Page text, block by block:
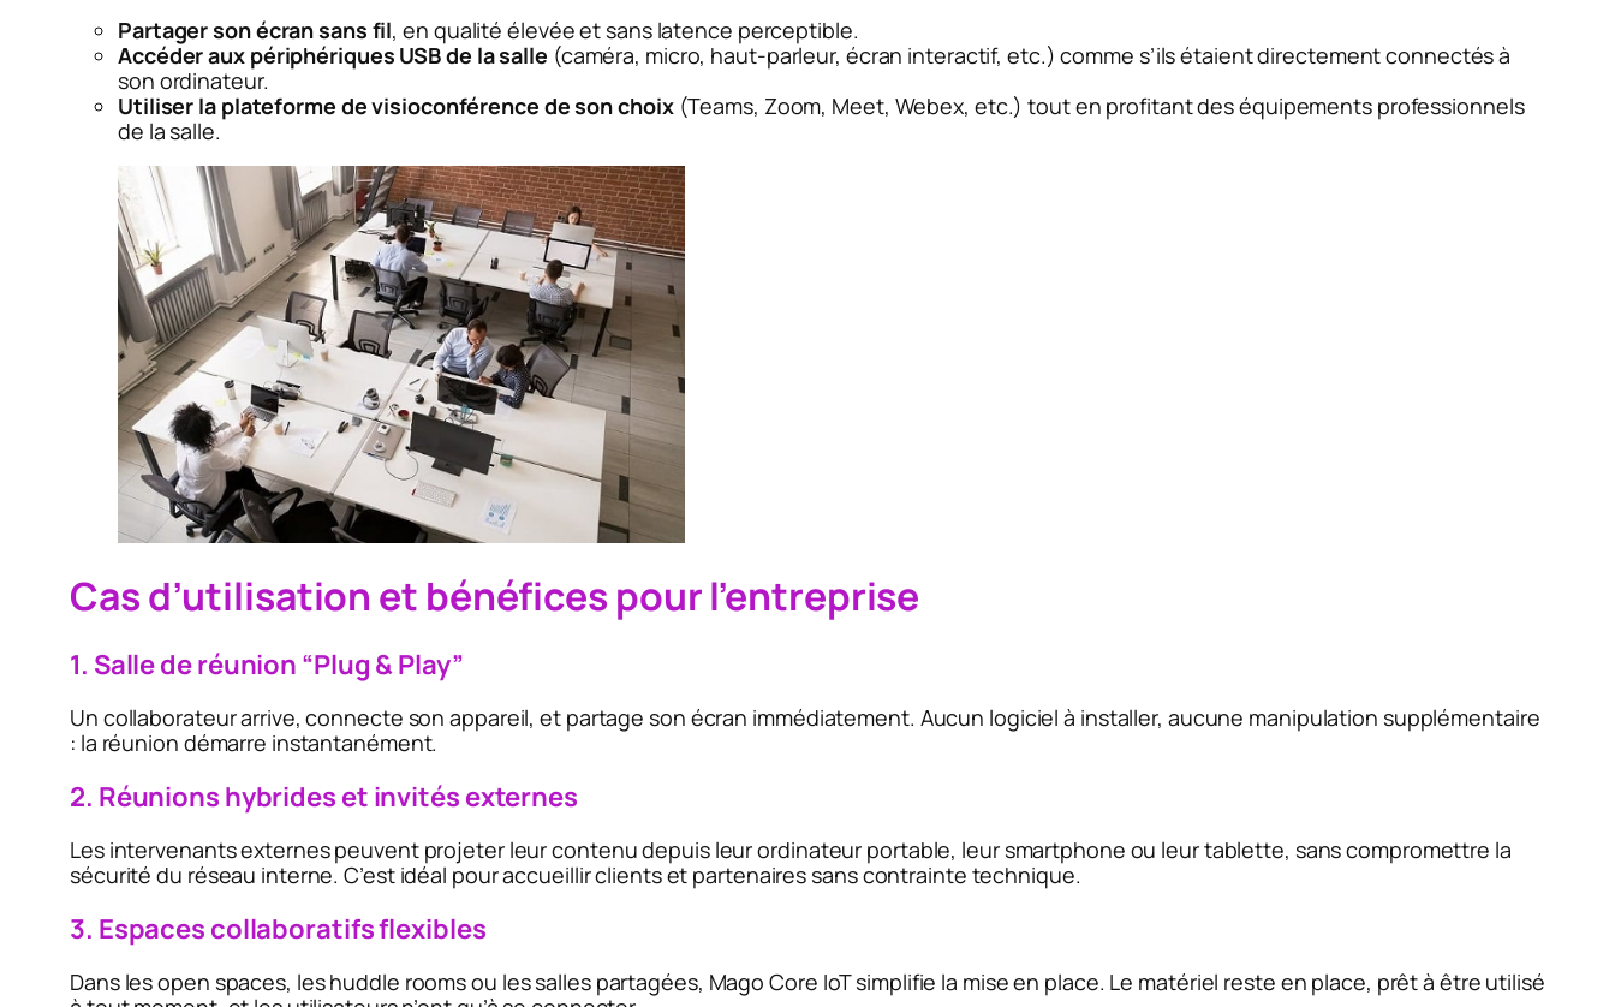
Partager son écran sans fil, en qualité élevée et sans latence perceptible.
Accéder aux périphériques USB de la salle (caméra, micro, haut-parleur, écran interactif, etc.) comme s’ils étaient directement connectés à
son ordinateur.
Utiliser la plateforme de visioconférence de son choix(Teams, Zoom, Meet, Webex, etc.) tout en profitant des équipements professionnels
de la salle.
Cas d’utilisation et bénéfices pour l’entreprise
1. Salle de réunion “Plug & Play”
Un collaborateur arrive, connecte son appareil, et partage son écran immédiatement. Aucun logiciel à installer, aucune manipulation supplémentaire
: la réunion démarre instantanément.
2. Réunions hybrides et invités externes
Les intervenants externes peuvent projeter leur contenu depuis leur ordinateur portable, leur smartphone ou leur tablette, sans compromettre la
sécurité du réseau interne. C’est idéal pour accueillir clients et partenaires sans contrainte technique.
3. Espaces collaboratifs flexibles
Dans les open spaces, les huddle rooms ou les salles partagées, Mago Core IoT simplifie la mise en place. Le matériel reste en place, prêt à être utilisé